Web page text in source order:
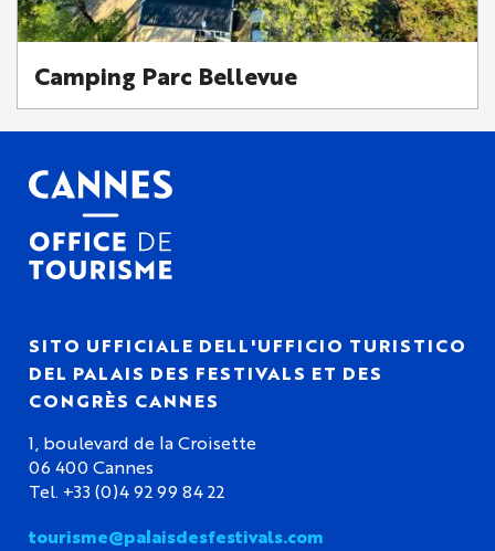
Camping Parc Bellevue
SITO UFFICIALE DELL'UFFICIO TURISTICO
DEL PALAIS DES FESTIVALS ET DES
CONGRÈS CANNES
1, boulevard de la Croisette
06 400 Cannes
Tel. +33 (0)4 92 99 84 22
tourisme@palaisdesfestivals.com